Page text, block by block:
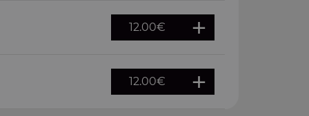
12.00€
12.00€